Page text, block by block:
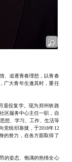
、追逐青春理想，以青春
广大青年生逢其时，重任
退役复学。现为郑州铁路
区服务中心主任一职，自
想、学习、工作、生活等
党组织靠拢，于2018年12
的努力，在各方面取得了
的姿态、饱满的热情全心